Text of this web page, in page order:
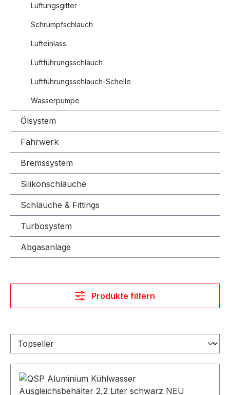
Lüftungsgitter
Schrumpfschlauch
Lufteinlass
Luftführungsschlauch
Luftführungsschlauch-Schelle
Wasserpumpe
Ölsystem
Fahrwerk
Bremssystem
Silikonschläuche
Schläuche & Fittings
Turbosystem
Abgasanlage
Produkte filtern